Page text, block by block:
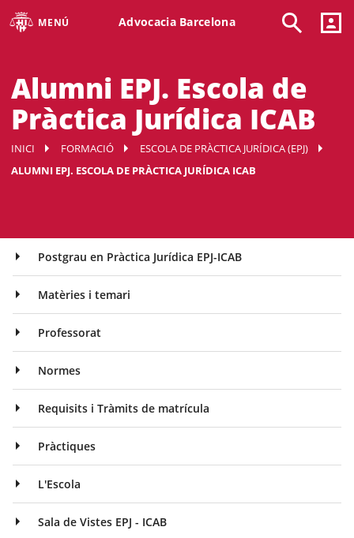
MENÚ Advocacia Barcelona
Alumni EPJ. Escola de
Pràctica Jurídica ICAB
INICI FORMACIÓ
ESCOLA DE PRÀCTICA JURÍDICA (EPJ)
ALUMNI EPJ. ESCOLA DE PRÀCTICA JURÍDICA ICAB
Postgrau en Pràctica Jurídica EPJ-ICAB
Matèries i temari
Professorat
Normes
Requisits i Tràmits de matrícula
Pràctiques
L'Escola
Sala de Vistes EPJ - ICAB